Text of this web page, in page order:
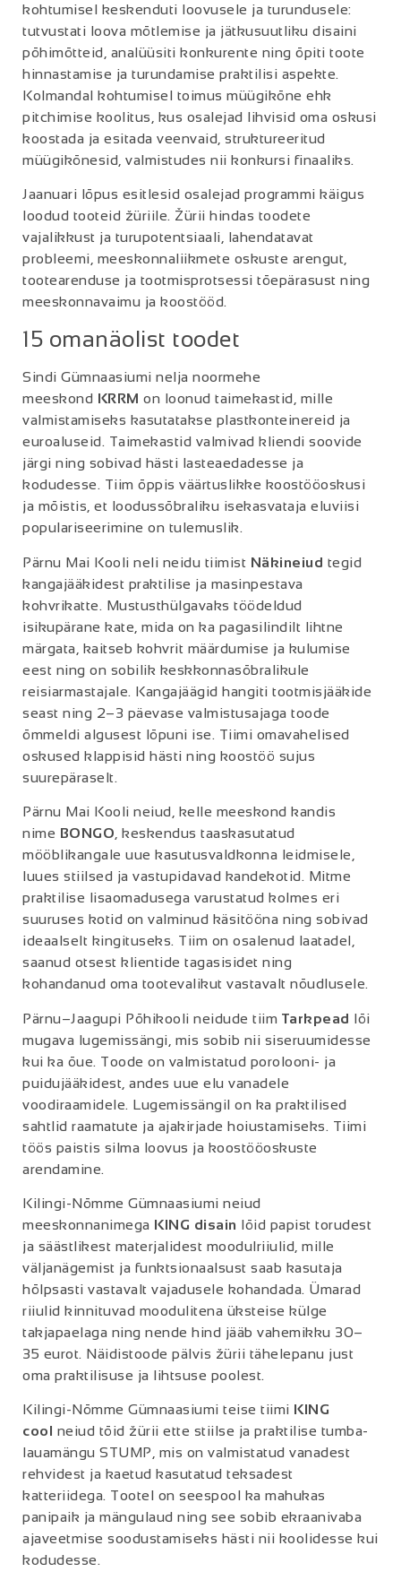
kohtumisel keskenduti loovusele ja turundusele:
tutvustati loova mõtlemise ja jätkusuutliku disaini
põhimõtteid, analüüsiti konkurente ning õpiti toote
hinnastamise ja turundamise praktilisi aspekte.
Kolmandal kohtumisel toimus müügikõne ehk
pitchimise koolitus, kus osalejad lihvisid oma oskusi
koostada ja esitada veenvaid, struktureeritud
müügikõnesid, valmistudes nii konkursi finaaliks.
Jaanuari lõpus esitlesid osalejad programmi käigus
loodud tooteid žüriile. Žürii hindas toodete
vajalikkust ja turupotentsiaali, lahendatavat
probleemi, meeskonnaliikmete oskuste arengut,
tootearenduse ja tootmisprotsessi tõepärasust ning
meeskonnavaimu ja koostööd.
15 omanäolist toodet
Sindi Gümnaasiumi nelja noormehe
meeskond KRRM on loonud taimekastid, mille
valmistamiseks kasutatakse plastkonteinereid ja
euroaluseid. Taimekastid valmivad kliendi soovide
järgi ning sobivad hästi lasteaedadesse ja
kodudesse. Tiim õppis väärtuslikke koostööoskusi
ja mõistis, et loodussõbraliku isekasvataja eluviisi
populariseerimine on tulemuslik.
Pärnu Mai Kooli neli neidu tiimist Näkineiud tegid
kangajääkidest praktilise ja masinpestava
kohvrikatte. Mustusthülgavaks töödeldud
isikupärane kate, mida on ka pagasilindilt lihtne
märgata, kaitseb kohvrit määrdumise ja kulumise
eest ning on sobilik keskkonnasõbralikule
reisiarmastajale. Kangajäägid hangiti tootmisjääkide
seast ning 2–3 päevase valmistusajaga toode
õmmeldi algusest lõpuni ise. Tiimi omavahelised
oskused klappisid hästi ning koostöö sujus
suurepäraselt.
Pärnu Mai Kooli neiud, kelle meeskond kandis
nime BONGO , keskendus taaskasutatud
mööblikangale uue kasutusvaldkonna leidmisele,
luues stiilsed ja vastupidavad kandekotid. Mitme
praktilise lisaomadusega varustatud kolmes eri
suuruses kotid on valminud käsitööna ning sobivad
ideaalselt kingituseks. Tiim on osalenud laatadel,
saanud otsest klientide tagasisidet ning
kohandanud oma tootevalikut vastavalt nõudlusele.
Pärnu–Jaagupi Põhikooli neidude tiim Tarkpead lõi
mugava lugemissängi, mis sobib nii siseruumidesse
kui ka õue. Toode on valmistatud porolooni- ja
puidujääkidest, andes uue elu vanadele
voodiraamidele. Lugemissängil on ka praktilised
sahtlid raamatute ja ajakirjade hoiustamiseks. Tiimi
töös paistis silma loovus ja koostööoskuste
arendamine.
Kilingi-Nõmme Gümnaasiumi neiud
meeskonnanimega KING disain lõid papist torudest
ja säästlikest materjalidest moodulriiulid, mille
väljanägemist ja funktsionaalsust saab kasutaja
hõlpsasti vastavalt vajadusele kohandada. Ümarad
riiulid kinnituvad moodulitena üksteise külge
takjapaelaga ning nende hind jääb vahemikku 30–
35 eurot. Näidistoode pälvis žürii tähelepanu just
oma praktilisuse ja lihtsuse poolest.
Kilingi-Nõmme Gümnaasiumi teise tiimi KING
cool neiud tõid žürii ette stiilse ja praktilise tumba-
lauamängu STUMP, mis on valmistatud vanadest
rehvidest ja kaetud kasutatud teksadest
katteriidega. Tootel on seespool ka mahukas
panipaik ja mängulaud ning see sobib ekraanivaba
ajaveetmise soodustamiseks hästi nii koolidesse kui
kodudesse.